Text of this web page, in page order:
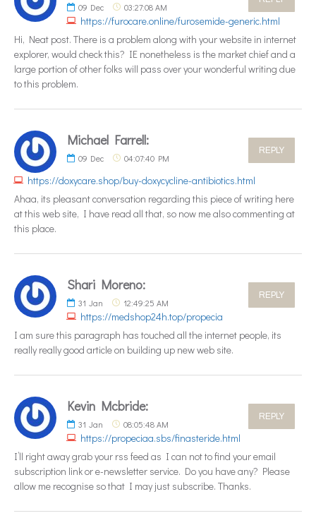
09 Dec 03:27:08 AM
https://furocare.online/furosemide-generic.html
Hi, Neat post. There is a problem along with your website in internet
explorer, would check this? IE nonetheless is the market chief and a
large portion of other folks will pass over your wonderful writing due
to this problem.
Michael Farrell:
09 Dec 04:07:40 PM
https://doxycare.shop/buy-doxycycline-antibiotics.html
REPLY
Ahaa, its pleasant conversation regarding this piece of writing here
at this web site, I have read all that, so now me also commenting at
this place.
Shari Moreno:
31 Jan 12:49:25 AM
https://medshop24h.top/propecia
REPLY
I am sure this paragraph has touched all the internet people, its
really really good article on building up new web site.
Kevin Mcbride:
31 Jan 08:05:48 AM
https://propeciaa.sbs/finasteride.html
REPLY
I’ll right away grab your rss feed as I can not to find your email
subscription link or e-newsletter service. Do you have any? Please
allow me recognise so that I may just subscribe. Thanks.